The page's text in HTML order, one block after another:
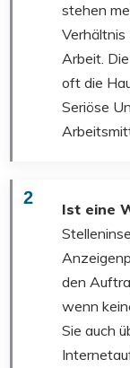
stehen
Verhältnis
Arbeit.
oft die
Seriöse
2
Ist eine
den
wenn
Sie auch